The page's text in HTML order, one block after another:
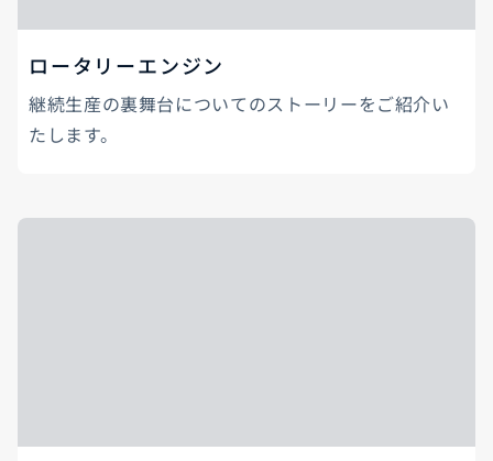
ロータリーエンジン
継続生産の裏舞台についてのストーリーをご紹介い
たします。